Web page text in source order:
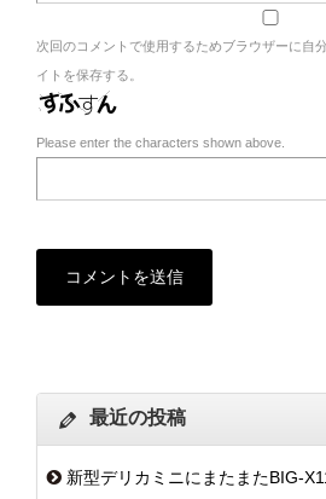
次回のコメントで使用するためブラウザーに自
イトを保存する。
Please enter the characters shown above.
最近の投稿
新型デリカミニにまたまたBIG-